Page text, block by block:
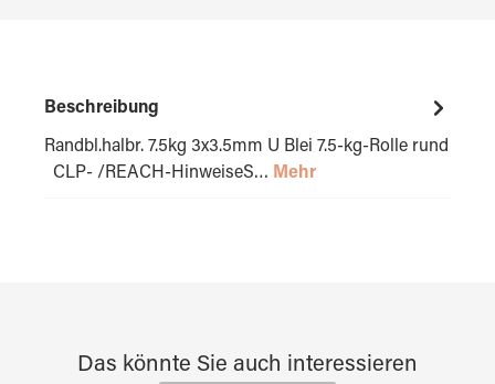
Beschreibung
Randbl.halbr. 7.5kg 3x3.5mm U Blei 7.5-kg-Rolle rund
CLP- /REACH-HinweiseS… Mehr
Das könnte Sie auch interessieren